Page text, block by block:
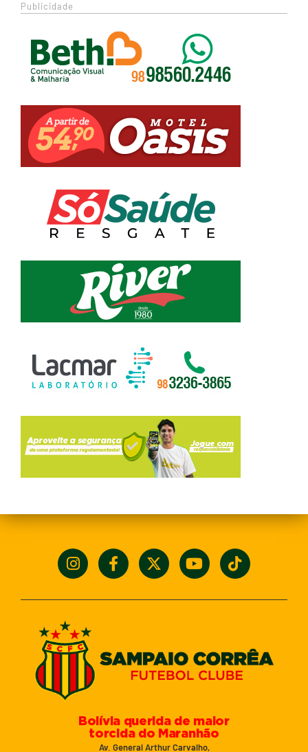
Publicidade
Bolívia querida de maior
torcida do Maranhão
Av. General Arthur Carvalho,